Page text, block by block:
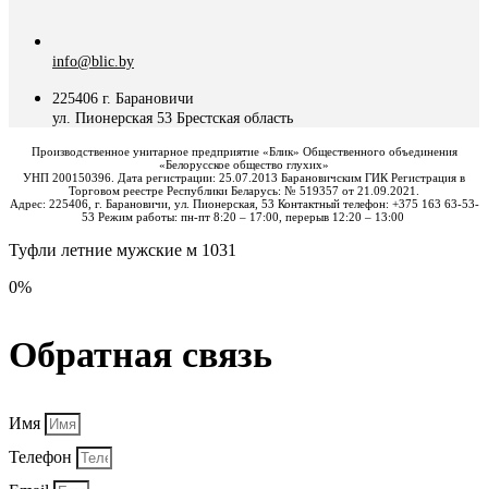
info@blic.by
225406 г. Барановичи
ул. Пионерская 53 Брестская область
Производственное унитарное предприятие «Блик» Общественного объединения
«Белорусское общество глухих»
УНП 200150396. Дата регистрации: 25.07.2013 Барановичским ГИК Регистрация в
Торговом реестре Республики Беларусь: № 519357 от 21.09.2021.
Адрес: 225406, г. Барановичи, ул. Пионерская, 53 Контактный телефон: +375 163 63-53-
53 Режим работы: пн-пт 8:20 – 17:00, перерыв 12:20 – 13:00
Туфли летние мужские м 1031
0%
Обратная связь
Имя
Телефон